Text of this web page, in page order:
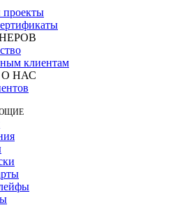
проекты
клиентам
НАС